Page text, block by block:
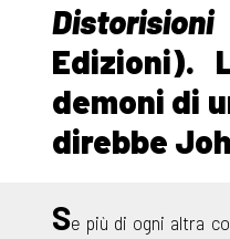
Distorisioni
Edizioni).
demoni di
direbbe
Se più di ogni altra